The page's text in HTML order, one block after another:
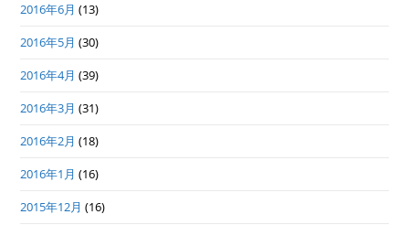
2016年6月 (13)
2016年5月 (30)
2016年4月 (39)
2016年3月 (31)
2016年2月 (18)
2016年1月 (16)
2015年12月 (16)